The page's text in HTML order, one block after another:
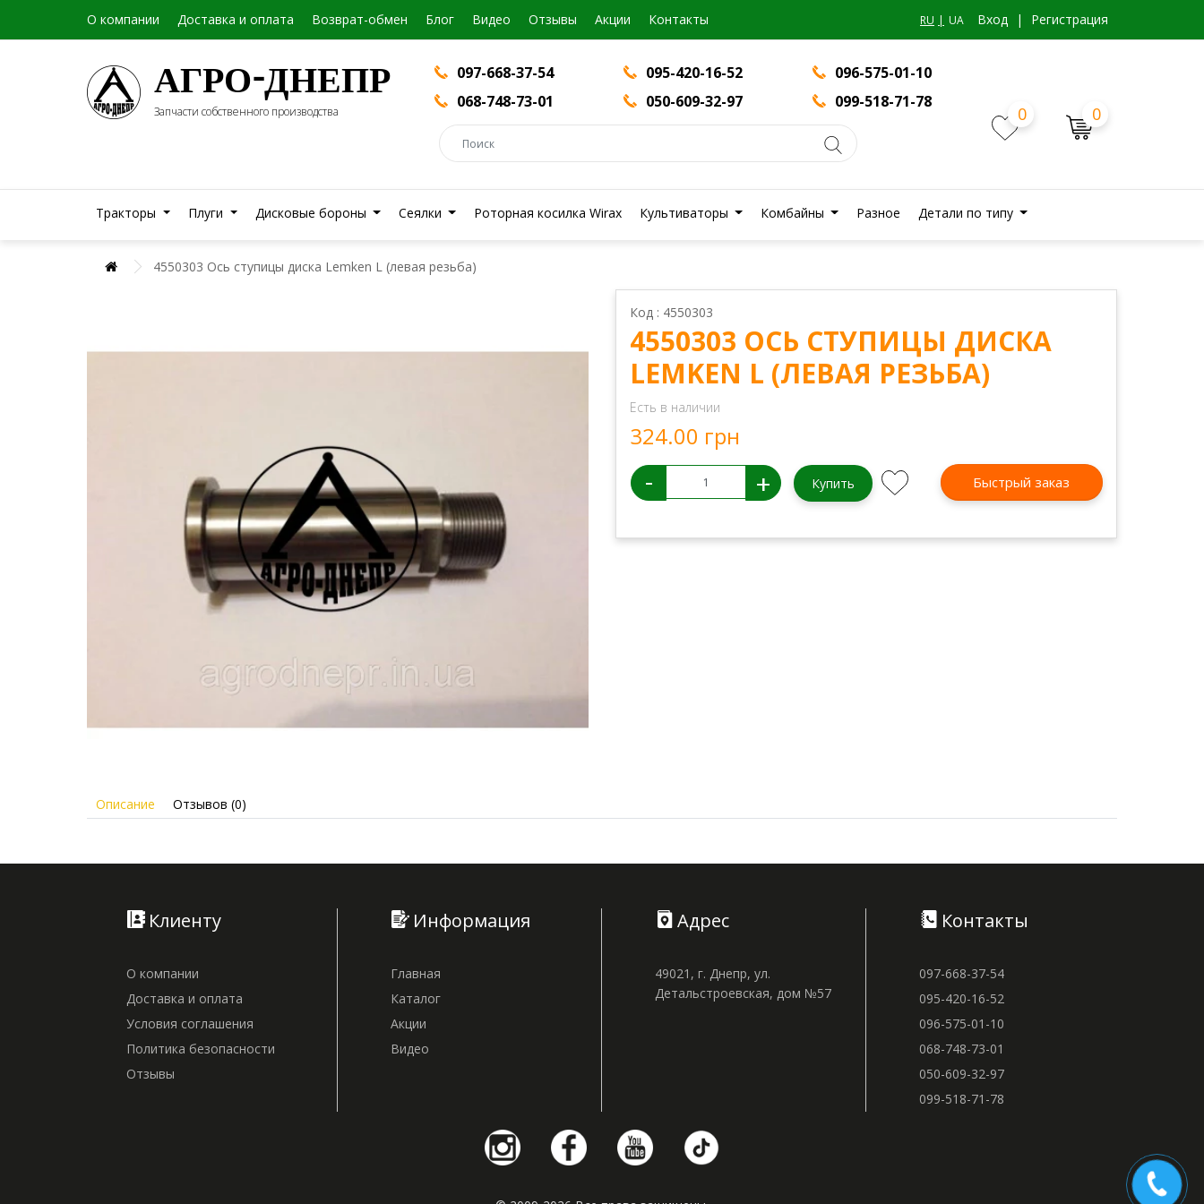
О компании Доставка и оплата Возврат-обмен Блог Видео Отзывы Акции Контакты RU UA Вход | Регистрация
АГРО-ДНЕПР
Запчасти собственного производства
097-668-37-54 095-420-16-52
096-575-01-10
068-748-73-01
050-609-32-97 099-518-71-78
0 0
Тракторы Плуги Дисковые бороны Сеялки Роторная косилка Wirax Культиваторы Комбайны Разное Детали по типу
4550303 Ось ступицы диска Lemken L (левая резьба)
Код : 4550303
4550303 ОСЬ СТУПИЦЫ ДИСКА
LEMKEN L (ЛЕВАЯ РЕЗЬБА)
Есть в наличии
324.00 грн
- + Купить Быстрый заказ
Описание Отзывов (0)
Клиенту
О компании
Доставка и оплата
Условия соглашения
Политика безопасности
Отзывы
Информация
Главная
Каталог
Акции
Видео
Адрес
49021, г. Днепр, ул.
Детальстроевская, дом №57
Контакты
097-668-37-54
095-420-16-52
096-575-01-10
068-748-73-01
050-609-32-97
099-518-71-78